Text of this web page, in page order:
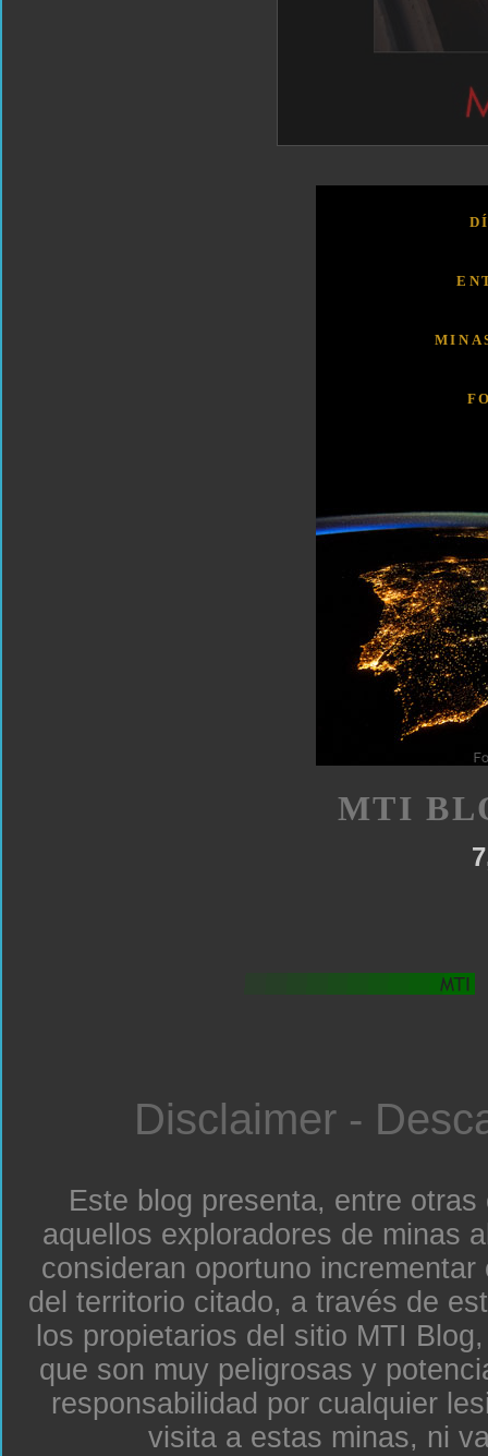
MTI
Disclaimer -
Este blog presenta, entre
aquellos exploradores de minas
consideran oportuno
del territorio citado, a través de
los propietarios del sitio MTI
que son muy peligrosas y
responsabilidad por cualquier
visita a estas minas, ni